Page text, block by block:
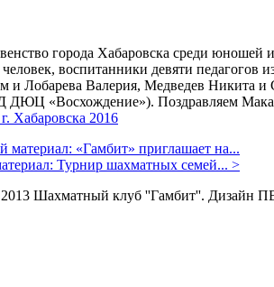
города Хабаровска среди юношей
воспитанники девяти педагогов
и Лобарева Валерия, Медведев Никита
«Восхождение»). Поздравляем
Хабаровска 2016
материал: «Гамбит» приглашает на...
Турнир шахматных семей... >
Шахматный клуб ''Гамбит''. Дизайн